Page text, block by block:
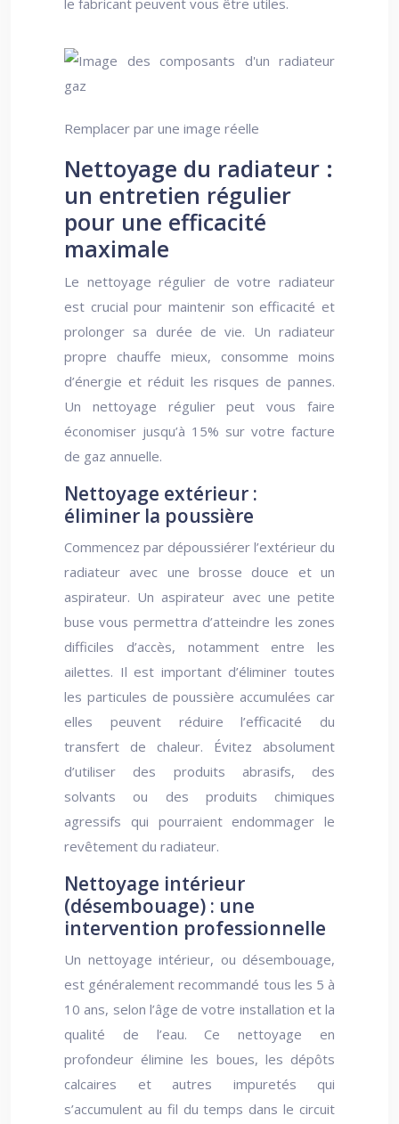
le fabricant peuvent vous être utiles.
Remplacer par une image réelle
Nettoyage du radiateur :
un entretien régulier
pour une efficacité
maximale
Le nettoyage régulier de votre radiateur
est crucial pour maintenir son efficacité et
prolonger sa durée de vie. Un radiateur
propre chauffe mieux, consomme moins
d’énergie et réduit les risques de pannes.
Un nettoyage régulier peut vous faire
économiser jusqu’à 15% sur votre facture
de gaz annuelle.
Nettoyage extérieur :
éliminer la poussière
Commencez par dépoussiérer l’extérieur du
radiateur avec une brosse douce et un
aspirateur. Un aspirateur avec une petite
buse vous permettra d’atteindre les zones
difficiles d’accès, notamment entre les
ailettes. Il est important d’éliminer toutes
les particules de poussière accumulées car
elles peuvent réduire l’efficacité du
transfert de chaleur. Évitez absolument
d’utiliser des produits abrasifs, des
solvants ou des produits chimiques
agressifs qui pourraient endommager le
revêtement du radiateur.
Nettoyage intérieur
(désembouage) : une
intervention professionnelle
Un nettoyage intérieur, ou désembouage,
est généralement recommandé tous les 5 à
10 ans, selon l’âge de votre installation et la
qualité de l’eau. Ce nettoyage en
profondeur élimine les boues, les dépôts
calcaires et autres impuretés qui
s’accumulent au fil du temps dans le circuit